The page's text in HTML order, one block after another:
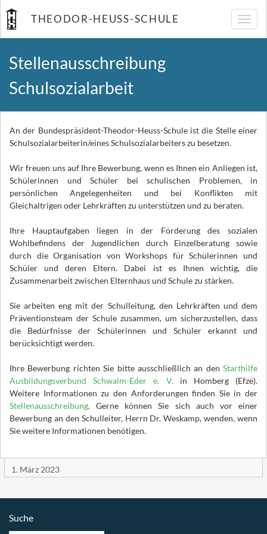
THEODOR-HEUSS-SCHULE
Stellenausschreibung
Schulsozialarbeit
An der Bundespräsident-Theodor-Heuss-Schule ist die Stelle einer
Schulsozialarbeiterin/eines Schulsozialarbeiters zu besetzen.
Wir freuen uns auf Ihre Bewerbung, wenn es Ihnen ein Anliegen ist,
Schülerinnen und Schüler bei schulischen Problemen, in
persönlichen Angelegenheiten und bei Konflikten mit
Gleichaltrigen oder Lehrkräften zu unterstützen und zu beraten.
Ihre Hauptaufgaben liegen in der Förderung des sozialen
Wohlbefindens der Jugendlichen durch Einzelberatung sowie
durch die Organisation von Workshops für Schülerinnen und
Schüler und deren Eltern. Dabei ist es Ihnen wichtig, die
Zusammenarbeit zwischen Elternhaus und Schule zu stärken.
Sie arbeiten eng mit der Schulleitung, den Lehrkräften und dem
Präventionsteam der Schule zusammen, um sicherzustellen, dass
die Bedürfnisse der Schülerinnen und Schüler erkannt und
berücksichtigt werden.
Ihre Bewerbung richten Sie bitte ausschließlich an den Starthilfe
Ausbildungsverbund Schwalm-Eder e. V.in Homberg (Efze).
Weitere Informationen zu den Anforderungen finden Sie in der
Stellenausschreibung. Gerne können Sie sich auch vor einer
Bewerbung an den Schulleiter, Herrn Dr. Weskamp, wenden, wenn
Sie weitere Informationen benötigen.
1. März 2023
Suche